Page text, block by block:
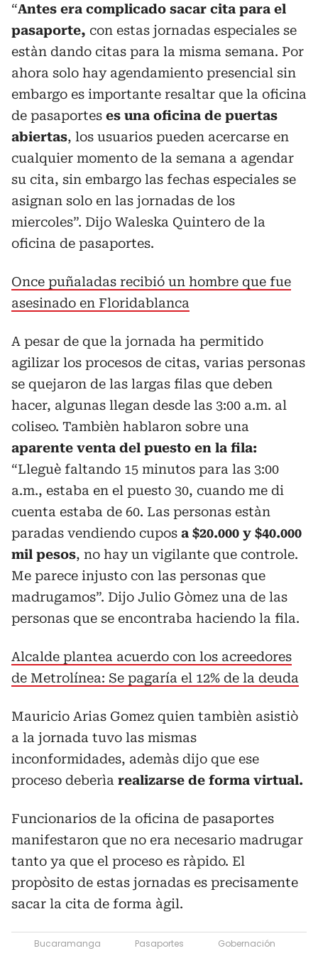
“Antes era complicado sacar cita para el
pasaporte, con estas jornadas especiales se
estàn dando citas para la misma semana. Por
ahora solo hay agendamiento presencial sin
embargo es importante resaltar que la oficina
de pasaportes es una oficina de puertas
abiertas, los usuarios pueden acercarse en
cualquier momento de la semana a agendar
su cita, sin embargo las fechas especiales se
asignan solo en las jornadas de los
miercoles”. Dijo Waleska Quintero de la
oficina de pasaportes.
Once puñaladas recibió un hombre que fue
asesinado en Floridablanca
A pesar de que la jornada ha permitido
agilizar los procesos de citas, varias personas
se quejaron de las largas filas que deben
hacer, algunas llegan desde las 3:00 a.m. al
coliseo. Tambièn hablaron sobre una
aparente venta del puesto en la fila:
“Lleguè faltando 15 minutos para las 3:00
a.m., estaba en el puesto 30, cuando me di
cuenta estaba de 60. Las personas estàn
paradas vendiendo cupos a $20.000 y $40.000
mil pesos, no hay un vigilante que controle.
Me parece injusto con las personas que
madrugamos”. Dijo Julio Gòmez una de las
personas que se encontraba haciendo la fila.
Alcalde plantea acuerdo con los acreedores
de Metrolínea: Se pagaría el 12% de la deuda
Mauricio Arias Gomez quien tambièn asistiò
a la jornada tuvo las mismas
inconformidades, ademàs dijo que ese
proceso deberìa realizarse de forma virtual.
Funcionarios de la oficina de pasaportes
manifestaron que no era necesario madrugar
tanto ya que el proceso es ràpido. El
propòsito de estas jornadas es precisamente
sacar la cita de forma àgil.
Bucaramanga Pasaportes
Gobernación